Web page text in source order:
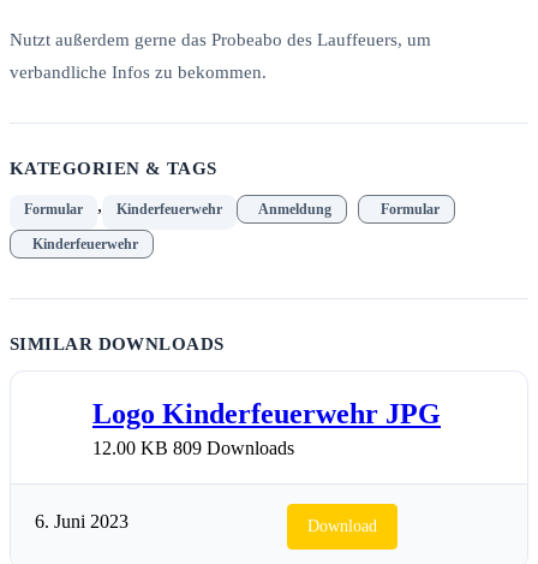
Nutzt außerdem gerne das Probeabo des Lauffeuers, um
verbandliche Infos zu bekommen.
KATEGORIEN & TAGS
Formular , Kinderfeuerwehr Anmeldung Formular
Kinderfeuerwehr
SIMILAR DOWNLOADS
Logo Kinderfeuerwehr JPG
12.00 KB 809 Downloads
6. Juni 2023 Download